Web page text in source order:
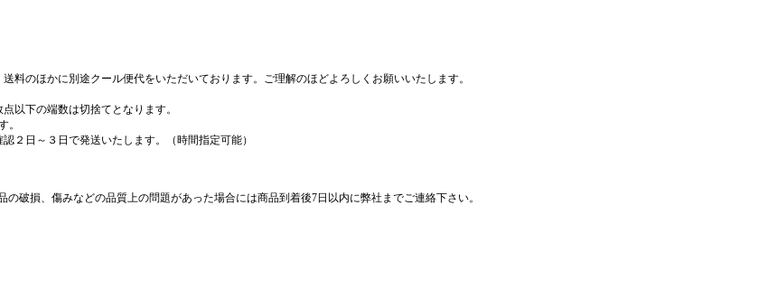
料のほかに別途クール便代をいただいております。ご理解のほどよろしくお願いいたします。
以下の端数は切捨てとなります。
。
２日～３日で発送いたします。（時間指定可能）
破損、傷みなどの品質上の問題があった場合には商品到着後7日以内に弊社までご連絡下さい。